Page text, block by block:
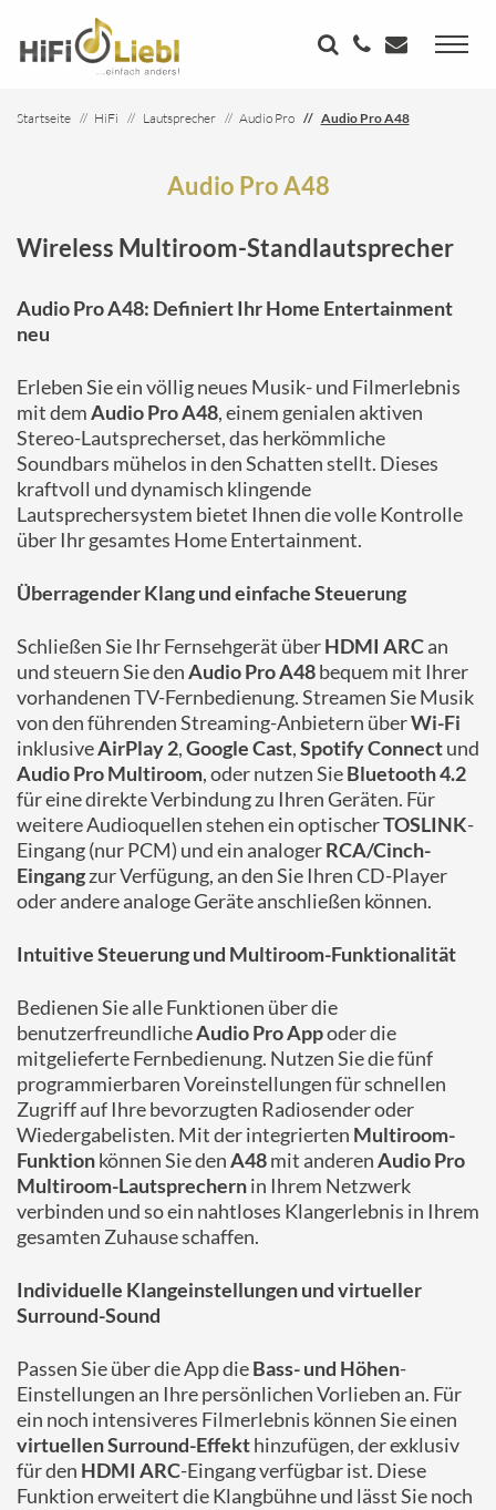
Startseite HiFi Lautsprecher Audio Pro Audio Pro A48
Audio Pro A48
Wireless Multiroom-Standlautsprecher
Audio Pro A48: Definiert Ihr Home Entertainment
neu
Erleben Sie ein völlig neues Musik- und Filmerlebnis
mit demAudio Pro A48, einem genialen aktiven
Stereo-Lautsprecherset, das herkömmliche
Soundbars mühelos in den Schatten stellt. Dieses
kraftvoll und dynamisch klingende
Lautsprechersystem bietet Ihnen die volle Kontrolle
über Ihr gesamtes Home Entertainment.
Überragender Klang und einfache Steuerung
Schließen Sie Ihr Fernsehgerät überHDMI ARCan
und steuern Sie denAudio Pro A48bequem mit Ihrer
vorhandenen TV-Fernbedienung. Streamen Sie Musik
von den führenden Streaming-Anbietern überWi-Fi
inklusiveAirPlay 2,Google Cast,Spotify Connectund
Audio Pro Multiroom, oder nutzen SieBluetooth 4.2
für eine direkte Verbindung zu Ihren Geräten. Für
weitere Audioquellen stehen ein optischerTOSLINK-
Eingang (nur PCM) und ein analogerRCA/Cinch-
Eingangzur Verfügung, an den Sie Ihren CD-Player
oder andere analoge Geräte anschließen können.
Intuitive Steuerung und Multiroom-Funktionalität
Bedienen Sie alle Funktionen über die
benutzerfreundlicheAudio Pro Appoder die
mitgelieferte Fernbedienung. Nutzen Sie die fünf
programmierbaren Voreinstellungen für schnellen
Zugriff auf Ihre bevorzugten Radiosender oder
Wiedergabelisten. Mit der integrierten Multiroom-
Funktionkönnen Sie denA48mit anderenAudio Pro
Multiroom-Lautsprechernin Ihrem Netzwerk
verbinden und so ein nahtloses Klangerlebnis in Ihrem
gesamten Zuhause schaffen.
Individuelle Klangeinstellungen und virtueller
Surround-Sound
Passen Sie über die App dieBass- und Höhen-
Einstellungen an Ihre persönlichen Vorlieben an. Für
ein noch intensiveres Filmerlebnis können Sie einen
virtuellen Surround-Effekthinzufügen, der exklusiv
für den HDMI ARC-Eingang verfügbar ist. Diese
Funktion erweitert die Klangbühne und lässt Sie noch